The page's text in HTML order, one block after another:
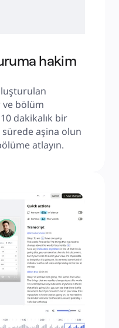
hakim
bölüm
dakikalık bir
aşina olun
atlayın.